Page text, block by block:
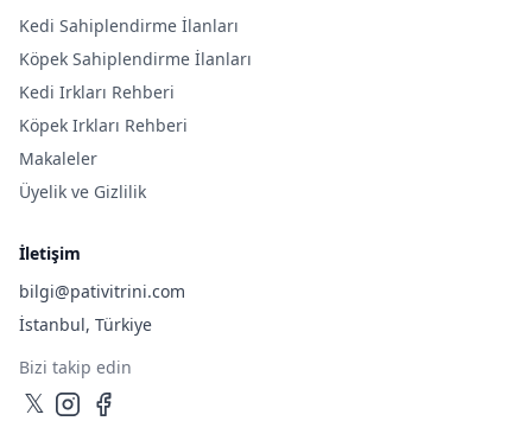
Kedi Sahiplendirme İlanları
Köpek Sahiplendirme İlanları
Kedi Irkları Rehberi
Köpek Irkları Rehberi
Makaleler
Üyelik ve Gizlilik
İletişim
bilgi@pativitrini.com
İstanbul, Türkiye
Bizi takip edin
𝕏